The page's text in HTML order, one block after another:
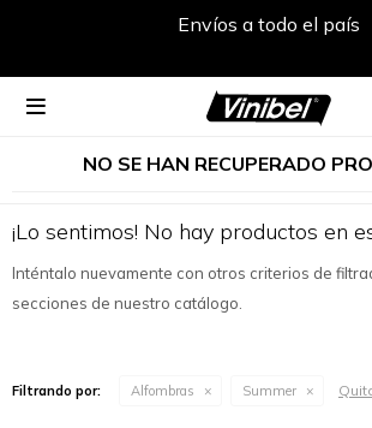
Envíos a todo el país

NO SE HAN RECUPERADO
¡Lo sentimos! No hay productos en
Inténtalo nuevamente con otros criterios de
secciones de nuestro catálogo.
Filtrando por: Alfombras Summer